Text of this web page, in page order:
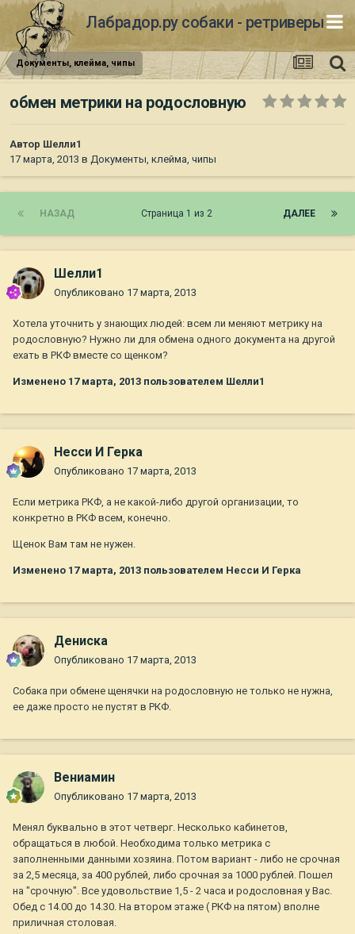
Лабрадор.ру собаки - ретриверы
Документы, клейма, чипы
обмен метрики на родословную
Автор Шелли1
17 марта, 2013 в Документы, клейма, чипы
НАЗАД ДАЛЕЕ
Страница 1 из 2
Шелли1
Опубликовано 17 марта, 2013
Хотела уточнить у знающих людей: всем ли меняют метрику на
родословную? Нужно ли для обмена одного документа на другой
ехать в РКФ вместе со щенком?
Изменено 17 марта, 2013 пользователем Шелли1
Несси И Герка
Опубликовано 17 марта, 2013
Если метрика РКФ, а не какой-либо другой организации, то
конкретно в РКФ всем, конечно.
Щенок Вам там не нужен.
Изменено 17 марта, 2013 пользователем Несси И Герка
Дениска
Опубликовано 17 марта, 2013
Собака при обмене щенячки на родословную не только не нужна,
ее даже просто не пустят в РКФ.
Вениамин
Опубликовано 17 марта, 2013
Менял буквально в этот четверг. Несколько кабинетов,
обращаться в любой. Необходима только метрика с
заполненными данными хозяина. Потом вариант - либо не срочная
за 2,5 месяца, за 400 рублей, либо срочная за 1000 рублей. Пошел
на "срочную". Все удовольствие 1,5 - 2 часа и родословная у Вас.
Обед с 14.00 до 14.30. На втором этаже ( РКФ на пятом) вполне
приличная столовая.